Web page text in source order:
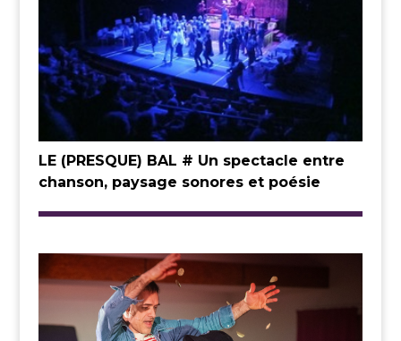
LE (PRESQUE) BAL # Un spectacle entre
chanson, paysage sonores et poésie